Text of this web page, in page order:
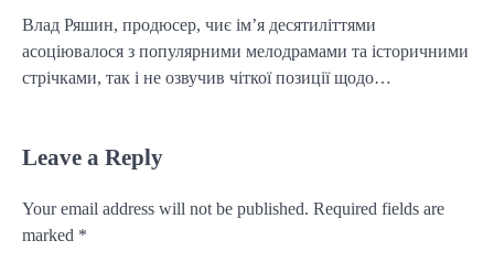
Влад Ряшин, продюсер, чиє ім’я десятиліттями
асоціювалося з популярними мелодрамами та історичними
стрічками, так і не озвучив чіткої позиції щодо…
Leave a Reply
Your email address will not be published. Required fields are
marked *